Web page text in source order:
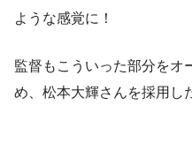
ような感覚に！
監督もこういった部分をオ
め、松本大輝さんを採用し